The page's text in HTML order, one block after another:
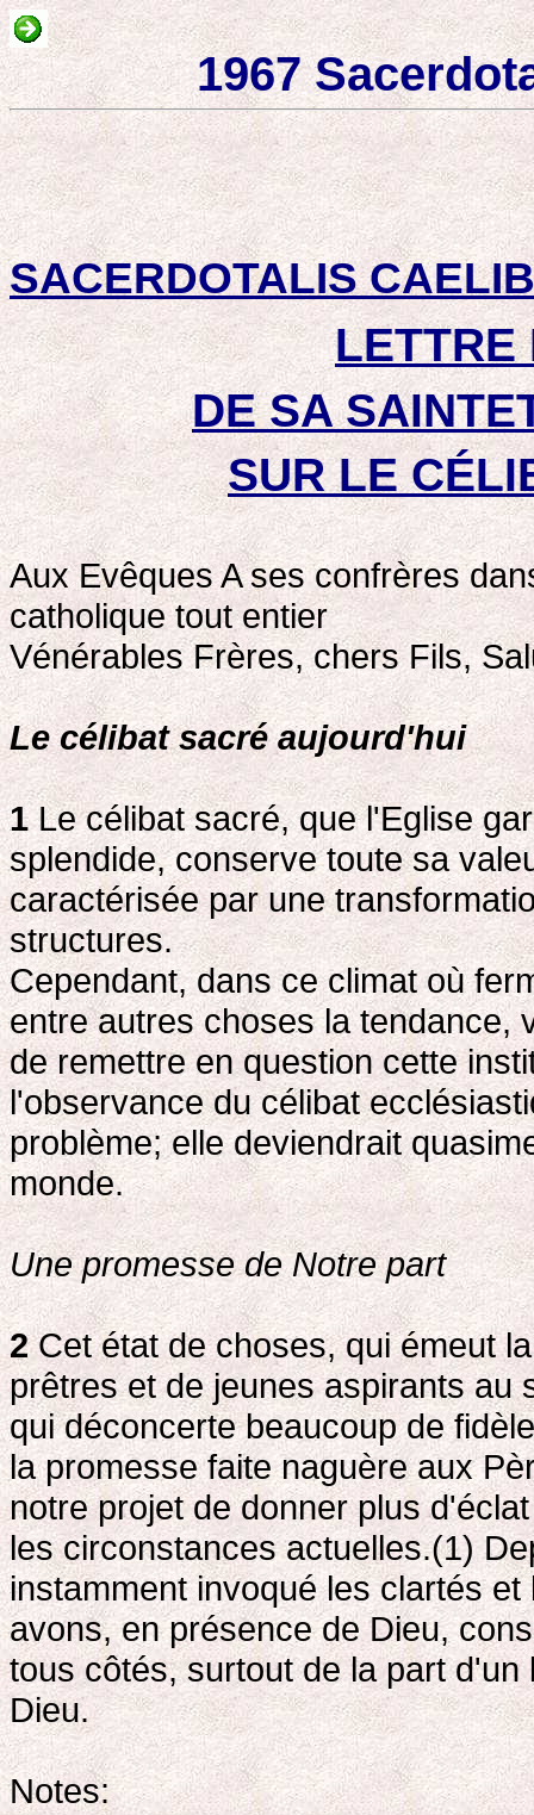
1967
SACERDOTALIS
LETTRE
DE SA
SUR LE
Aux Evêques A ses confrères
catholique tout entier
Vénérables Frères, chers Fils,
Le célibat sacré aujourd'hui
1Le célibat sacré, que l'Eglise
splendide, conserve toute sa
caractérisée par une
structures.
Cependant, dans ce climat où
entre autres choses la tendance,
de remettre en question cette
l'observance du célibat
problème; elle deviendrait
monde.
Une promesse de Notre part
2Cet état de choses, qui émeut
prêtres et de jeunes aspirants au
qui déconcerte beaucoup de
la promesse faite naguère aux
notre projet de donner plus
les circonstances actuelles.(1)
instamment invoqué les clartés
avons, en présence de Dieu,
tous côtés, surtout de la part
Dieu.
Notes: